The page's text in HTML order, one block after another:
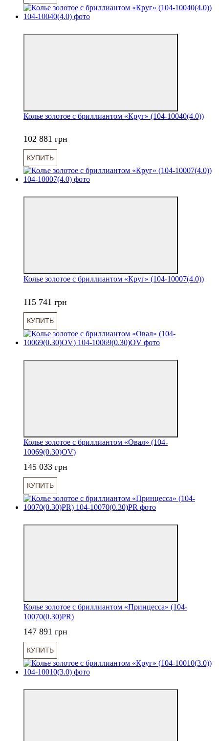
Колье золотое с бриллиантом «Круг» (104-10040(4.0))
102 881 грн
КУПИТЬ
Колье золотое с бриллиантом «Круг» (104-10007(4.0))
115 741 грн
КУПИТЬ
Колье золотое с бриллиантом «Овал» (104-
10069(0.30)OV)
145 033 грн
КУПИТЬ
Колье золотое с бриллиантом «Принцесса» (104-
10070(0.30)PR)
147 891 грн
КУПИТЬ